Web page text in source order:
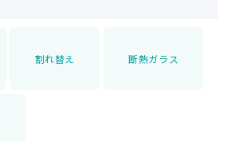
割れ替え 断熱ガラス